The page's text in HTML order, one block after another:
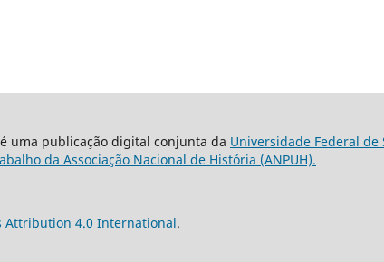
é uma publicação digital conjunta da Universidade Federal de
da Associação Nacional de História (ANPUH).
Attribution 4.0 International.